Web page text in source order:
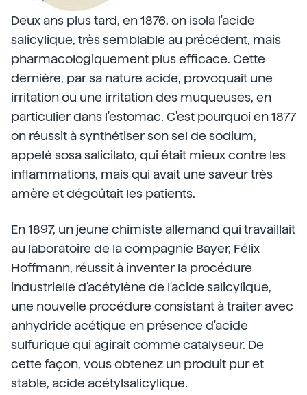
Deux ans plus tard, en 1876, on isola l'acide
salicylique, très semblable au précédent, mais
pharmacologiquement plus efficace. Cette
dernière, par sa nature acide, provoquait une
irritation ou une irritation des muqueuses, en
particulier dans l'estomac. C'est pourquoi en 1877
on réussit à synthétiser son sel de sodium,
appelé sosa salicilato, qui était mieux contre les
inflammations, mais qui avait une saveur très
amère et dégoûtait les patients.
En 1897, un jeune chimiste allemand qui travaillait
au laboratoire de la compagnie Bayer, Félix
Hoffmann, réussit à inventer la procédure
industrielle d'acétylène de l'acide salicylique,
une nouvelle procédure consistant à traiter avec
anhydride acétique en présence d'acide
sulfurique qui agirait comme catalyseur. De
cette façon, vous obtenez un produit pur et
stable, acide acétylsalicylique.